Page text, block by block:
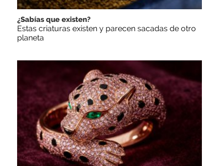
¿Sabías que existen?
Estas criaturas existen y parecen sacadas de otro
planeta